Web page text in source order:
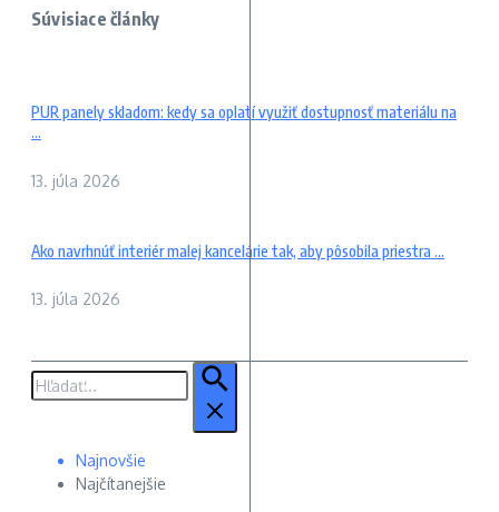
Súvisiace články
PUR panely skladom: kedy sa oplatí využiť dostupnosť materiálu na
...
13. júla 2026
Ako navrhnúť interiér malej kancelárie tak, aby pôsobila priestra ...
13. júla 2026
Hľadať:
Najnovšie
Najčítanejšie